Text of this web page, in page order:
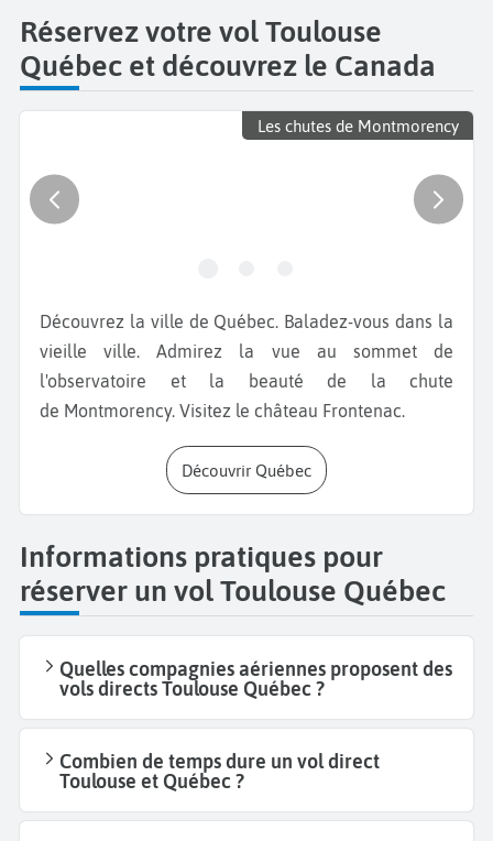
Réservez votre vol Toulouse
Québec et découvrez le Canada
Les chutes de Montmorency
Découvrez la ville de Québec. Baladez-vous dans la
vieille ville. Admirez la vue au sommet de
l'observatoire et la beauté de la chute
de Montmorency. Visitez le château Frontenac.
Découvrir Québec
Informations pratiques pour
réserver un vol Toulouse Québec
Quelles compagnies aériennes proposent des
vols directs Toulouse Québec ?
Combien de temps dure un vol direct
Toulouse et Québec ?